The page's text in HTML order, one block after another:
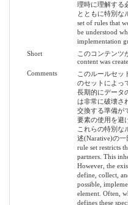
理時に理解する
とともに特別な
set of rules that
be understood
implementation
Short
このコンテンツ
content was
Comments
このルールセッ
のセットによっ
長期的にデータ
は非常に破壊さ
交換する準備が
要素の使用を避
これらの特別な
述(Narative)の
rule set restricts
partners. This
However, the
define, collect,
possible,
element. Often,
defines these